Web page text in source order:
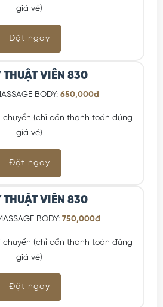
giá vé)
Đặt ngay
THUẬT VIÊN 830
BODY: 650,000đ
(chỉ cần thanh toán đúng
giá vé)
Đặt ngay
THUẬT VIÊN 830
BODY: 750,000đ
(chỉ cần thanh toán đúng
giá vé)
Đặt ngay